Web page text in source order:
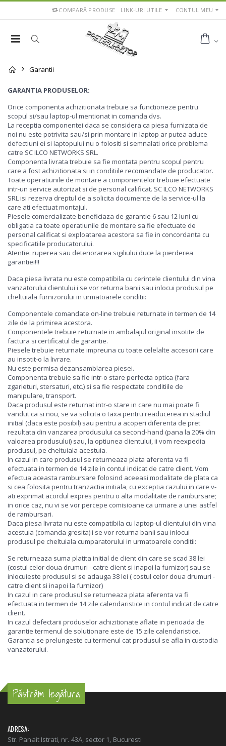
COMPARĂ PRODUSE LINK-URI UTILE CONTUL MEU
Garantii
GARANTIA PRODUSELOR:
Orice componenta achizitionata trebuie sa functioneze pentru
scopul si/sau laptop-ul mentionat in comanda dvs.
La receptia componentei daca se considera ca piesa furnizata de
noi nu este potrivita sau/si prin montare in laptop ar putea aduce
defectiuni ei si laptopului nu o folositi si semnalati orice problema
catre SC ILCO NETWORKS SRL.
Componenta livrata trebuie sa fie montata pentru scopul pentru
care a fost achizitionata si in conditiile recomandate de producator.
Toate operatiunile de montare a componentelor trebuie efectuate
intr-un service autorizat si de personal calificat. SC ILCO NETWORKS
SRL isi rezerva dreptul de a solicita documente de la service-ul la
care ati efectuat montajul.
Piesele comercializate beneficiaza de garantie 6 sau 12 luni cu
obligatia ca toate operatiunile de montare sa fie efectuate de
personal calificat si exploatarea acestora sa fie in concordanta cu
specificatiile producatorului.
Atentie: ruperea sau deteriorarea sigiliului duce la pierderea
garantiei!!!
Daca piesa livrata nu este compatibila cu cerintele clientului din vina
vanzatorului clientului i se vor returna banii sau inlocui produsul pe
cheltuiala furnizorului in urmatoarele conditii:
Componentele comandate on-line trebuie returnate in termen de 14
zile de la primirea acestora.
Componentele trebuie returnate in ambalajul original insotite de
factura si certificatul de garantie.
Piesele trebuie returnate impreuna cu toate celelalte accesorii care
au insotit-o la livrare.
Nu este permisa dezansamblarea piesei.
Componenta trebuie sa fie intr-o stare perfecta optica (fara
zgarieturi, stersaturi, etc.) si sa fie respectate conditiile de
manipulare, transport.
Daca produsul este returnat intr-o stare in care nu mai poate fi
vandut ca si nou, se va solicita o taxa pentru readucerea in stadiul
initial (daca este posibil) sau pentru a acoperi diferenta de pret
rezultata din vanzarea produsului ca second-hand (pana la 20% din
valoarea produsului) sau, la optiunea clientului, ii vom reexpedia
produsul, pe cheltuiala acestuia.
In cazul in care produsul se returneaza plata aferenta va fi
efectuata in termen de 14 zile in contul indicat de catre client. Vom
efectua aceasta rambursare folosind aceeasi modalitate de plata ca
si cea folosita pentru tranzactia initiala, cu exceptia cazului in care v-
ati exprimat acordul expres pentru o alta modalitate de rambursare;
in orice caz, nu vi se vor percepe comisioane ca urmare a unei astfel
de rambursari.
Daca piesa livrata nu este compatibila cu laptop-ul clientului din vina
acestuia (comanda gresita) i se vor returna banii sau inlocui
produsul pe cheltuiala cumparatorului in urmatoarele conditii:
Se returneaza suma platita initial de client din care se scad 38 lei
(costul celor doua drumuri - catre client si inapoi la furnizor) sau se
inlocuieste produsul si se adauga 38 lei ( costul celor doua drumuri -
catre client si inapoi la furnizor)
In cazul in care produsul se returneaza plata aferenta va fi
efectuata in termen de 14 zile calendaristice in contul indicat de catre
client.
In cazul defectarii produselor achizitionate aflate in perioada de
garantie termenul de solutionare este de 15 zile calendaristice.
Garantia se prelungeste cu termenul cat produsul se afla in custodia
vanzatorului.
Păstrăm legătura
ADRESA:
Str. Panait Istrati, nr. 43A, sector 1, Bucuresti